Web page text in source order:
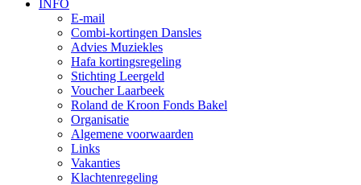
INFO
E-mail
Combi-kortingen Dansles
Advies Muziekles
Hafa kortingsregeling
Stichting Leergeld
Voucher Laarbeek
Roland de Kroon Fonds Bakel
Organisatie
Algemene voorwaarden
Links
Vakanties
Klachtenregeling